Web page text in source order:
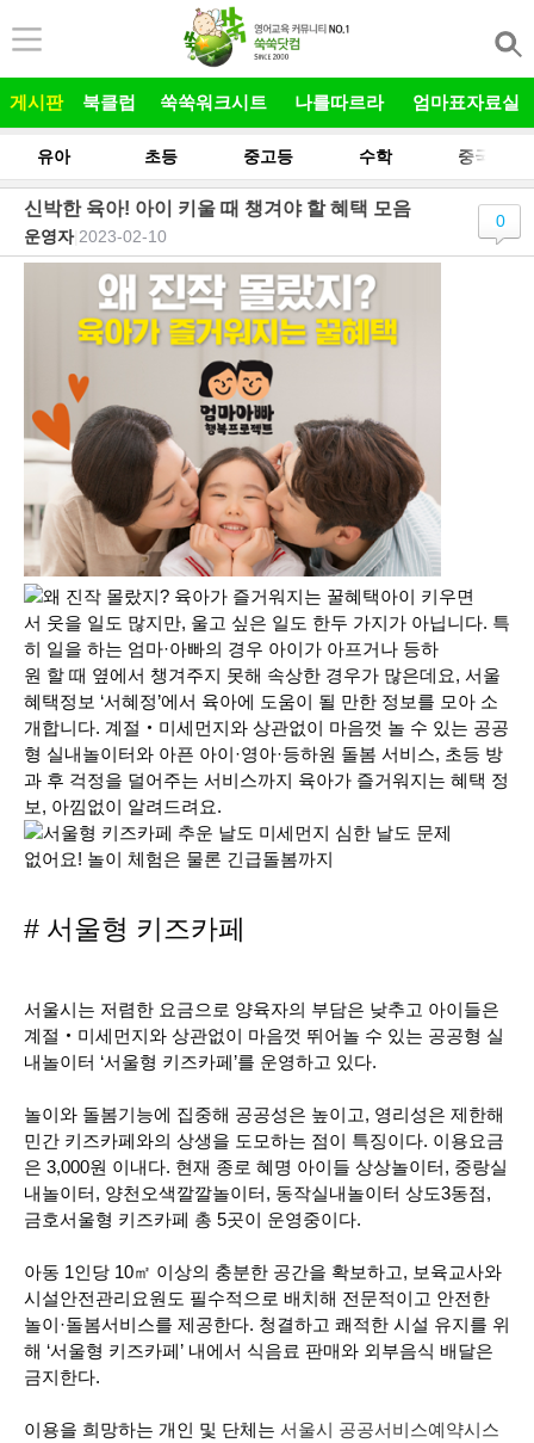
게시판 북클럽 쑥쑥워크시트 나를따르라 엄마표자료실
유아 초등 중고등 수학 중국어
신박한 육아! 아이 키울 때 챙겨야 할 혜택 모음
운영자| 2023-02-10
0
아이 키우면
서 웃을 일도 많지만, 울고 싶은 일도 한두 가지가 아닙니다. 특
히 일을 하는 엄마·아빠의 경우 아이가 아프거나 등하
원 할 때 옆에서 챙겨주지 못해 속상한 경우가 많은데요, 서울
혜택정보 ‘서혜정’에서 육아에 도움이 될 만한 정보를 모아 소
개합니다. 계절‧미세먼지와 상관없이 마음껏 놀 수 있는 공공
형 실내놀이터와 아픈 아이·영아·등하원 돌봄 서비스, 초등 방
과 후 걱정을 덜어주는 서비스까지 육아가 즐거워지는 혜택 정
보, 아낌없이 알려드려요.
# 서울형 키즈카페
서울시는 저렴한 요금으로 양육자의 부담은 낮추고 아이들은
계절‧미세먼지와 상관없이 마음껏 뛰어놀 수 있는 공공형 실
내놀이터 ‘서울형 키즈카페’를 운영하고 있다.
놀이와 돌봄기능에 집중해 공공성은 높이고, 영리성은 제한해
민간 키즈카페와의 상생을 도모하는 점이 특징이다. 이용요금
은 3,000원 이내다. 현재 종로 혜명 아이들 상상놀이터, 중랑실
내놀이터, 양천오색깔깔놀이터, 동작실내놀이터 상도3동점,
금호서울형 키즈카페 총 5곳이 운영중이다.
아동 1인당 10㎡ 이상의 충분한 공간을 확보하고, 보육교사와
시설안전관리요원도 필수적으로 배치해 전문적이고 안전한
놀이·돌봄서비스를 제공한다. 청결하고 쾌적한 시설 유지를 위
해 ‘서울형 키즈카페’ 내에서 식음료 판매와 외부음식 배달은
금지한다.
이용을 희망하는 개인 및 단체는 서울시 공공서비스예약시스